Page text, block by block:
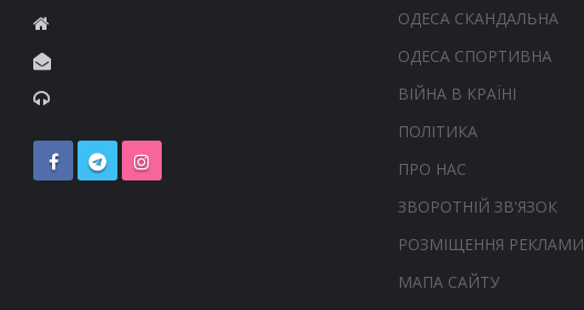
ОДЕСА СКАНДАЛЬНА
ОДЕСА СПОРТИВНА
ВІЙНА В КРАЇНІ
ПОЛІТИКА
ПРО НАС
ЗВОРОТНІЙ ЗВ'ЯЗОК
РОЗМІЩЕННЯ РЕКЛАМИ
МАПА САЙТУ